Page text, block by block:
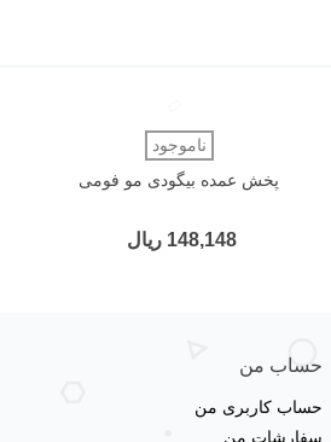
دوست داشتن
ناموجود
پخش عمده بیگودی مو فومی
148,148 ریال
حساب من
حساب کاربری من
سفارشات من